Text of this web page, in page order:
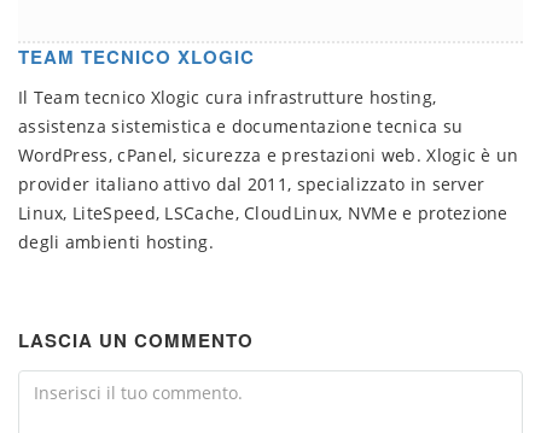
TEAM TECNICO XLOGIC
Il Team tecnico Xlogic cura infrastrutture hosting,
assistenza sistemistica e documentazione tecnica su
WordPress, cPanel, sicurezza e prestazioni web. Xlogic è un
provider italiano attivo dal 2011, specializzato in server
Linux, LiteSpeed, LSCache, CloudLinux, NVMe e protezione
degli ambienti hosting.
LASCIA UN COMMENTO
Comment